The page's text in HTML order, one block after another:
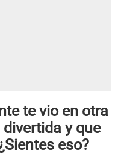
te vio en otra
y que
eso?